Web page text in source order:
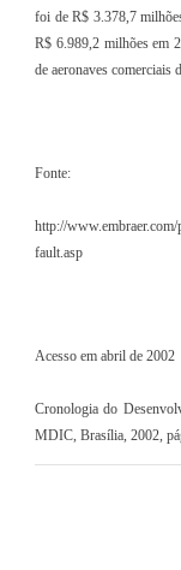
foi de R$ 3.378,7
R$ 6.989,2 milhões em
de aeronaves comerciais
Fonte:
http://www.embraer.com/
fault.asp
Acesso em abril de 2002
Cronologia do
MDIC, Brasília, 2002,